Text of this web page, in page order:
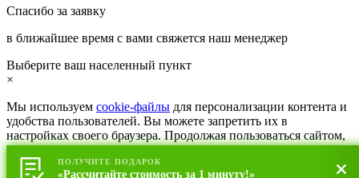
Спасибо за заявку
в ближайшее время с вами свяжется наш менеджер
ПОЛУЧИТЕ ПОДАРОК
«Рассчитайте стоимость за 1 минуту!»
Выберите ваш населенный пункт
×
Мы используем cookie-файлы для персонализации контента и
удобства пользователей. Вы можете запретить их в
настройках своего браузера. Продолжая пользоваться сайтом,
вы соглашаетесь сполитикой конфиденциальности.